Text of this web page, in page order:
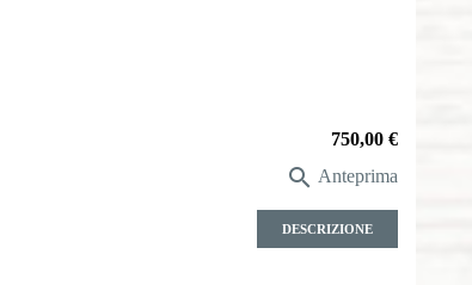
Prezzo
750,00 €
 Anteprima
DESCRIZIONE